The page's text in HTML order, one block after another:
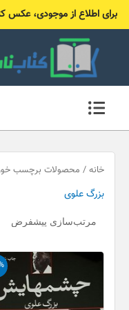
برای اطلاع از موجودی، عکس کتاب رو به ۰۹۱۹۹۸۱۴۷۹۶
خانه/ محصولات برچسب
بزرگ علوی
قیمت
اصلی
بود.